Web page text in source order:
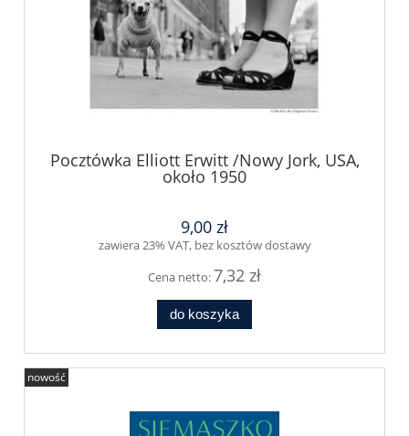
Pocztówka Elliott Erwitt /Nowy Jork, USA,
około 1950
9,00 zł
zawiera 23% VAT, bez kosztów dostawy
Cena netto:7,32 zł
do koszyka
nowość